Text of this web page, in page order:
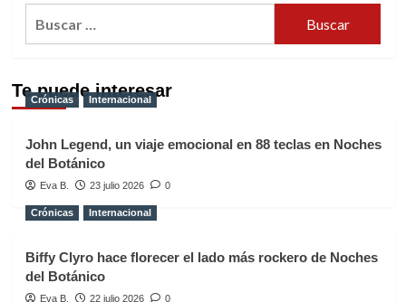
Te puede interesar
Crónicas Internacional
John Legend, un viaje emocional en 88 teclas en Noches
del Botánico
Eva B. 23 julio 2026 0
Crónicas Internacional
Biffy Clyro hace florecer el lado más rockero de Noches
del Botánico
Eva B. 22 julio 2026 0